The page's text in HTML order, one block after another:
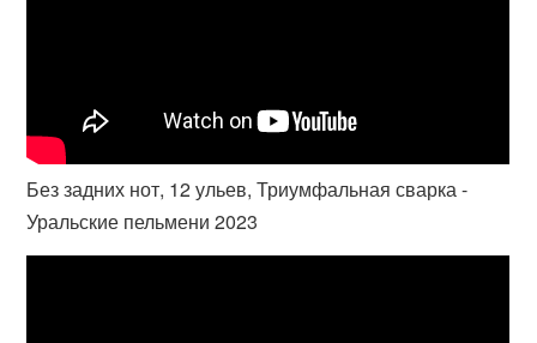
Без задних нот, 12 ульев, Триумфальная сварка -
Уральские пельмени 2023